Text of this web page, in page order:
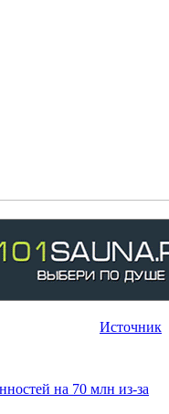
Источник
на 70 млн из-за